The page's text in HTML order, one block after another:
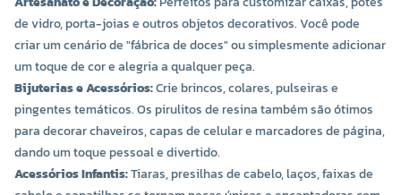
de vidro, porta-joias e outros objetos decorativos. Você pode
criar um cenário de "fábrica de doces" ou simplesmente adicionar
um toque de cor e alegria a qualquer peça.
Bijuterias e Acessórios:Crie brincos, colares, pulseiras e
pingentes temáticos. Os pirulitos de resina também são ótimos
para decorar chaveiros, capas de celular e marcadores de página,
dando um toque pessoal e divertido.
Acessórios Infantis:Tiaras, presilhas de cabelo, laços, faixas de